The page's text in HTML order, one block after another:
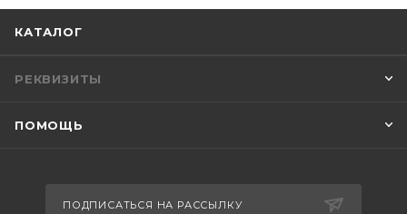
КАТАЛОГ
РЕКВИЗИТЫ
ПОМОЩЬ
ПОДПИСАТЬСЯ НА РАССЫЛКУ